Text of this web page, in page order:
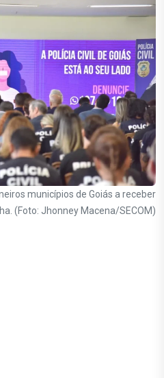
municípios de Goiás a receber
(Foto: Jhonney Macena/SECOM)